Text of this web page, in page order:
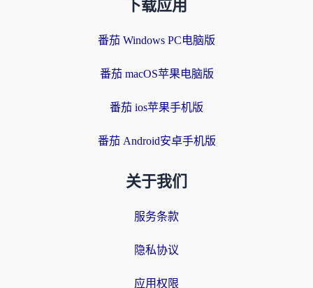
下载应用
番茄 Windows PC电脑版
番茄 macOS苹果电脑版
番茄 ios苹果手机版
番茄 Android安卓手机版
关于我们
服务条款
隐私协议
应用权限